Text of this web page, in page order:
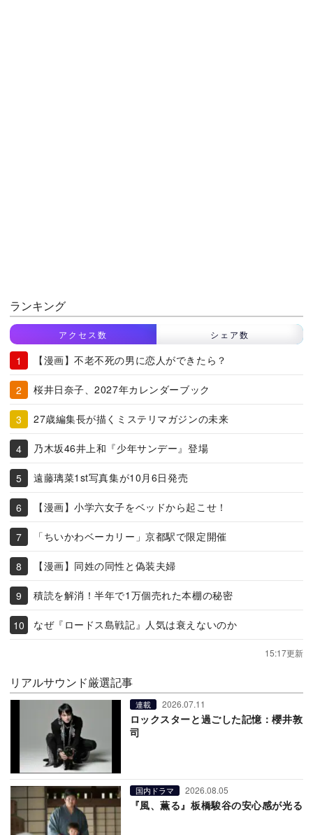
ランキング
アクセス数 シェア数
【漫画】不老不死の男に恋人ができたら？
桜井日奈子、2027年カレンダーブック
27歳編集長が描くミステリマガジンの未来
乃木坂46井上和『少年サンデー』登場
遠藤璃菜1st写真集が10月6日発売
【漫画】小学六女子をベッドから起こせ！
「ちいかわベーカリー」京都駅で限定開催
【漫画】同姓の同性と偽装夫婦
積読を解消！半年で1万個売れた本棚の秘密
なぜ『ロードス島戦記』人気は衰えないのか
15:17更新
リアルサウンド厳選記事
連載 2026.07.11
ロックスターと過ごした記憶：櫻井敦
司
国内ドラマ 2026.08.05
『風、薫る』板橋駿谷の安心感が光る